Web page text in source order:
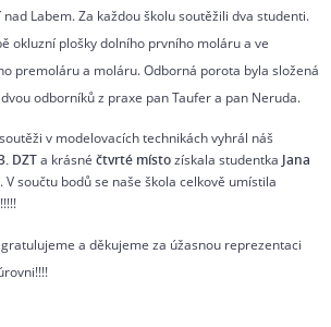
Labem. Za každou školu soutěžili dva studenti.
okluzní plošky dolního prvního moláru a ve
premoláru a moláru. Odborná porota byla složená
odborníků z praxe pan Taufer a pan Neruda.
v modelovacích technikách vyhrál náš
DZTa krásné čtvrté místozískala studentka Jana
. V součtu bodů se naše škola celkově umístila
!!!!!
a děkujeme za úžasnou reprezentaci